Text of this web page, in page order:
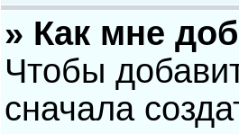
» Как мне
Чтобы
сначала